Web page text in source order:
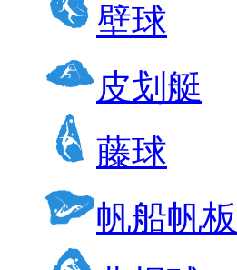
壁球
皮划艇
藤球
帆船帆板